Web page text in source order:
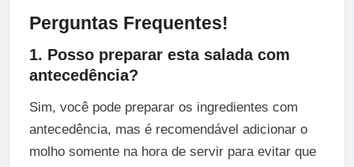
Perguntas Frequentes!
1. Posso preparar esta salada com
antecedência?
Sim, você pode preparar os ingredientes com
antecedência, mas é recomendável adicionar o
molho somente na hora de servir para evitar que